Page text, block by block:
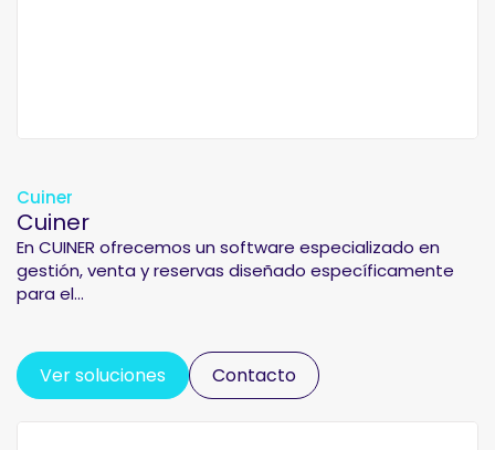
Cuiner
Cuiner
En CUINER ofrecemos un software especializado en
gestión, venta y reservas diseñado específicamente
para el...
Ver soluciones Contacto